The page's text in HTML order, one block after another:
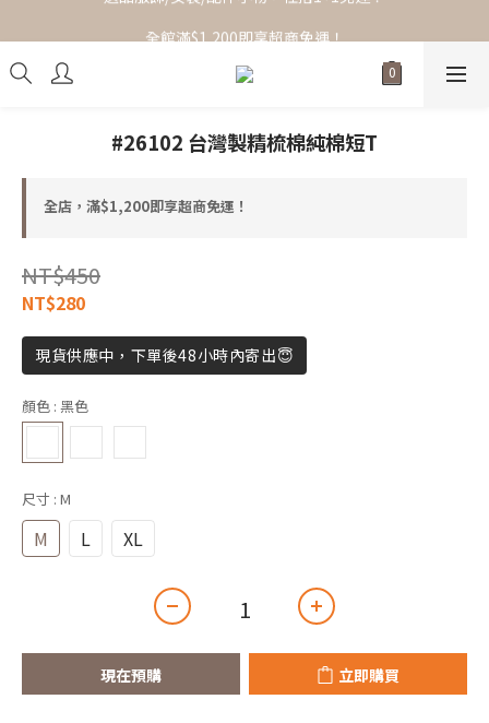
全館滿$1,200即享超商免運！
#26102 台灣製精梳棉純棉短T
全店，滿$1,200即享超商免運！
NT$450
NT$280
現貨供應中，下單後48小時內寄出😇
顏色 : 黑色
尺寸 : M
M L XL
現在預購 立即購買